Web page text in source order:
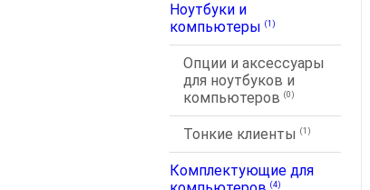
Ноутбуки и
компьютеры (1)
Опции и аксессуары
для ноутбуков и
компьютеров (0)
Тонкие клиенты (1)
Комплектующие для
(4)